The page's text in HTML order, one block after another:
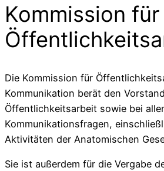
Kommission für
Die Kommission für
Kommunikation berät den
Öffentlichkeitsarbeit sowie bei
Kommunikationsfragen,
Aktivitäten der Anatomischen
Sie ist außerdem für die Vergabe